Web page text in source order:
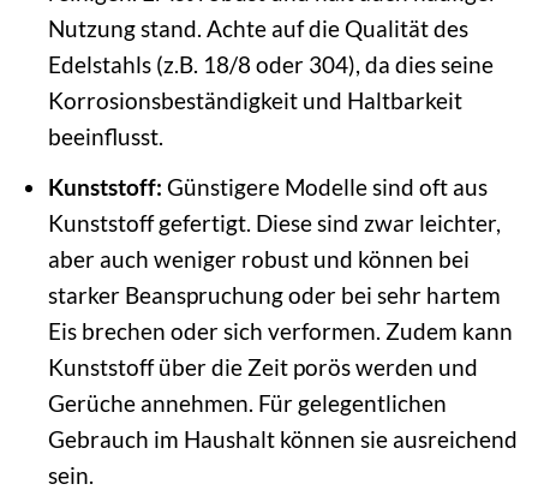
Nutzung stand. Achte auf die Qualität des
Edelstahls (z.B. 18/8 oder 304), da dies seine
Korrosionsbeständigkeit und Haltbarkeit
beeinflusst.
Kunststoff: Günstigere Modelle sind oft aus
Kunststoff gefertigt. Diese sind zwar leichter,
aber auch weniger robust und können bei
starker Beanspruchung oder bei sehr hartem
Eis brechen oder sich verformen. Zudem kann
Kunststoff über die Zeit porös werden und
Gerüche annehmen. Für gelegentlichen
Gebrauch im Haushalt können sie ausreichend
sein.